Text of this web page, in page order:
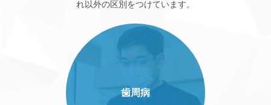
れ以外の区別をつけています。
歯周病